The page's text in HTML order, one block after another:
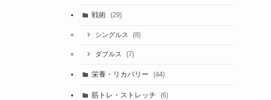
戦術 (29)
シングルス (8)
ダブルス (7)
栄養・リカバリー (44)
筋トレ・ストレッチ (6)